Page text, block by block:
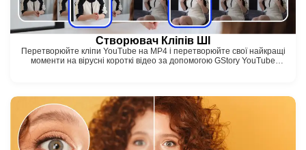
Створювач Кліпів ШІ
Перетворюйте кліпи YouTube на MP4 і перетворюйте свої найкращі
моменти на вірусні короткі відео за допомогою GStory YouTube